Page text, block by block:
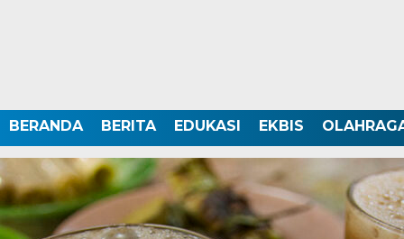
BERANDA BERITA EDUKASI EKBIS